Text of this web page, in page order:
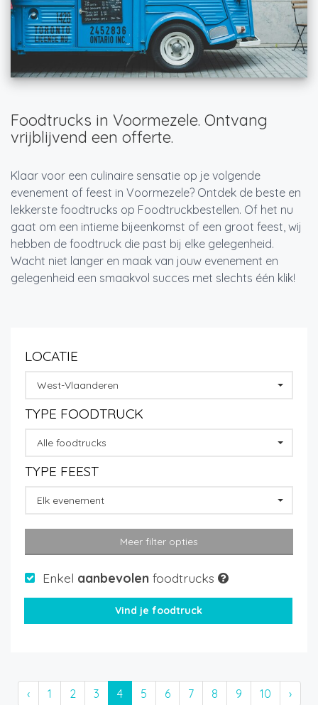
Foodtrucks in Voormezele. Ontvang
vrijblijvend een offerte.
Klaar voor een culinaire sensatie op je volgende
evenement of feest in Voormezele? Ontdek de beste en
lekkerste foodtrucks op Foodtruckbestellen. Of het nu
gaat om een intieme bijeenkomst of een groot feest, wij
hebben de foodtruck die past bij elke gelegenheid.
Wacht niet langer en maak van jouw evenement en
gelegenheid een smaakvol succes met slechts één klik!
LOCATIE
West-Vlaanderen
TYPE FOODTRUCK
Alle foodtrucks
TYPE FEEST
Elk evenement
Meer filter opties
Enkel aanbevolen foodtrucks
‹ 1 2 3 4 5 6 7 8 9 10 ›